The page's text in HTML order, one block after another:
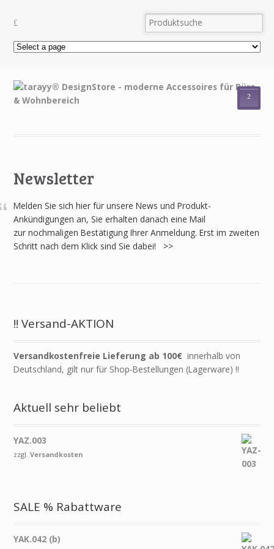
²
Newsletter
Melden Sie sich hier für unsere News und Produkt-
Ankündigungen an, Sie erhalten danach eine Mail
zur nochmaligen Bestätigung Ihrer Anmeldung. Erst im zweiten
Schritt nach dem Klick sind Sie dabei! >>
!! Versand-AKTION
Versandkostenfreie Lieferung ab 100€ innerhalb von
Deutschland, gilt nur für Shop-Bestellungen (Lagerware) !!
Aktuell sehr beliebt
YAZ.003
zzgl.Versandkosten
SALE % Rabattware
YAK.042 (b)